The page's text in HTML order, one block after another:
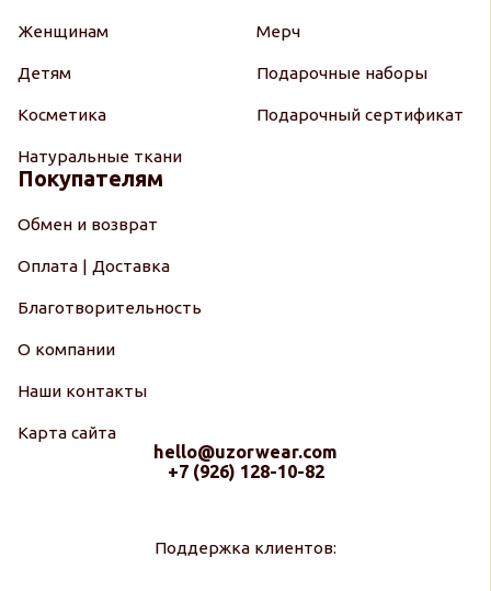
Женщинам
Детям
Косметика
Натуральные ткани
Мерч
Подарочные наборы
Подарочный сертификат
Покупателям
Обмен и возврат
Оплата | Доставка
Благотворительность
О компании
Наши контакты
Карта сайта
hello@uzorwear.com
+7 (926) 128-10-82
Поддержка клиентов: